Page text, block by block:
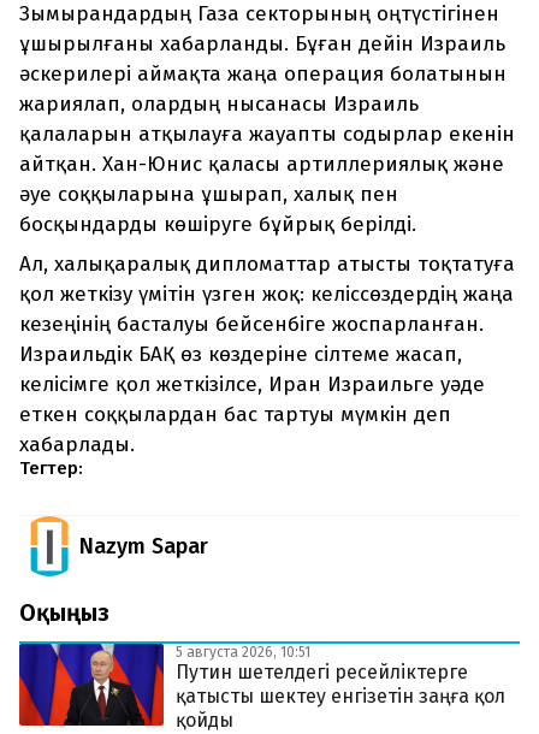
Зымырандардың Газа секторының оңтүстігінен
ұшырылғаны хабарланды. Бұған дейін Израиль
әскерилері аймақта жаңа операция болатынын
жариялап, олардың нысанасы Израиль
қалаларын атқылауға жауапты содырлар екенін
айтқан. Хан-Юнис қаласы артиллериялық және
әуе соққыларына ұшырап, халық пен
босқындарды көшіруге бұйрық берілді.
Ал, халықаралық дипломаттар атысты тоқтатуға
қол жеткізу үмітін үзген жоқ: келіссөздердің жаңа
кезеңінің басталуы бейсенбіге жоспарланған.
Израильдік БАҚ өз көздеріне сілтеме жасап,
келісімге қол жеткізілсе, Иран Израильге уәде
еткен соққылардан бас тартуы мүмкін деп
хабарлады.
Тегтер:
Nazym Sapar
Оқыңыз
5 августа 2026, 10:51
Путин шетелдегі ресейліктерге
қатысты шектеу енгізетін заңға қол
қойды